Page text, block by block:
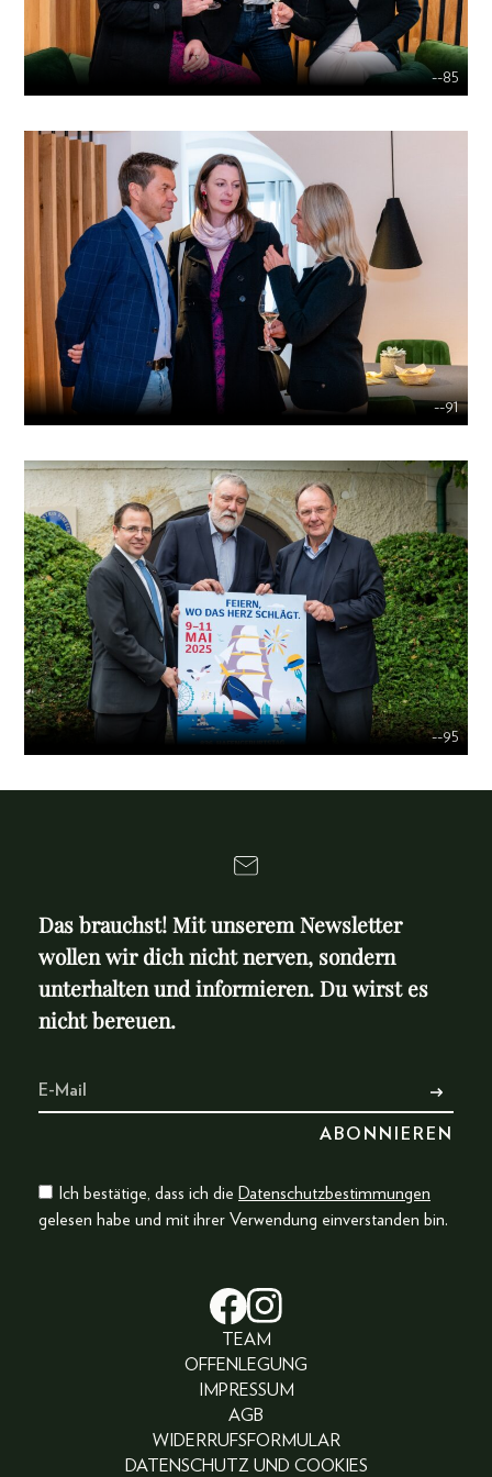
--85
--91
--95
Das brauchst! Mit unserem Newsletter
wollen wir dich nicht nerven, sondern
unterhalten und informieren. Du wirst es
nicht bereuen.
Ich bestätige, dass ich die Datenschutzbestimmungen
gelesen habe und mit ihrer Verwendung einverstanden bin.
TEAM
OFFENLEGUNG
IMPRESSUM
AGB
WIDERRUFSFORMULAR
DATENSCHUTZ UND COOKIES